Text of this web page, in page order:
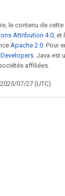
le contenu de
Attribution 4.0, et
Apache 2.0. Pour
. Java est
affiliées.
07/27 (UTC).